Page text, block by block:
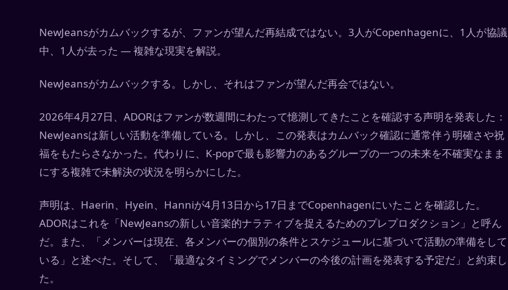
NewJeansがカムバックするが、ファンが望んだ再結成ではない。3人がCopenhagenに、1人が協議
中、1人が去った — 複雑な現実を解説。
NewJeansがカムバックする。しかし、それはファンが望んだ再会ではない。
2026年4月27日、ADORはファンが数週間にわたって憶測してきたことを確認する声明を発表した：
NewJeansは新しい活動を準備している。しかし、この発表はカムバック確認に通常伴う明確さや祝
福をもたらさなかった。代わりに、K-popで最も影響力のあるグループの一つの未来を不確実なまま
にする複雑で未解決の状況を明らかにした。
声明は、Haerin、Hyein、Hanniが4月13日から17日までCopenhagenにいたことを確認した。
ADORはこれを「NewJeansの新しい音楽的ナラティブを捉えるためのプレプロダクション」と呼ん
だ。また、「メンバーは現在、各メンバーの個別の条件とスケジュールに基づいて活動の準備をして
いる」と述べた。そして、「最適なタイミングでメンバーの今後の計画を発表する予定だ」と約束し
た。